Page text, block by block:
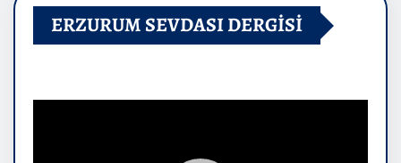
ERZURUM SEVDASI DERGİSİ